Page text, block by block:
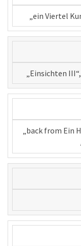
„ein Viertel
„Einsichten
„back from Ein